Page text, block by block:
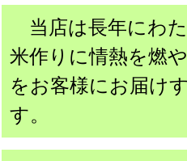
当店は長年にわ
米作りに情熱を燃
をお客様にお届け
す。